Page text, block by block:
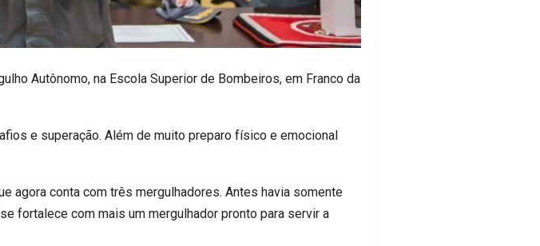
Autônomo, na Escola Superior de Bombeiros, em Franco da
e superação. Além de muito preparo físico e emocional
agora conta com três mergulhadores. Antes havia somente
fortalece com mais um mergulhador pronto para servir a